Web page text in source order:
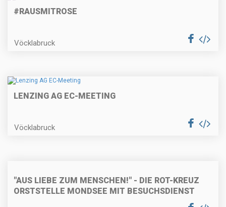
#RAUSMITROSE
Vöcklabruck
LENZING AG EC-MEETING
Vöcklabruck
"AUS LIEBE ZUM MENSCHEN!" - DIE ROT-KREUZ
ORSTSTELLE MONDSEE MIT BESUCHSDIENST